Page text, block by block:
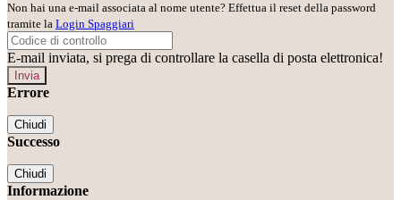
Non hai una e-mail associata al nome utente? Effettua il reset della password
tramite la Login Spaggiari
E-mail inviata, si prega di controllare la casella di posta elettronica!
Errore
Chiudi
Successo
Chiudi
Informazione